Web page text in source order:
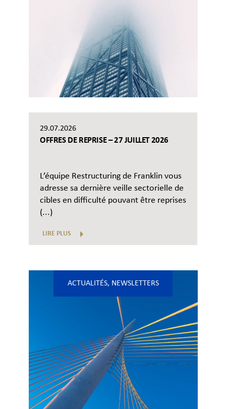
29.07.2026
OFFRES DE REPRISE – 27 JUILLET 2026
L’équipe Restructuring de Franklin vous
adresse sa dernière veille sectorielle de
cibles en difficulté pouvant être reprises
(...)
LIRE PLUS
ACTUALITÉS, NEWSLETTERS